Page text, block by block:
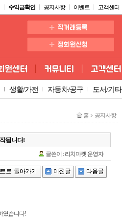
수익금확인 공지사항 이벤트 고객센터
생활/가전 자동차/공구 도서/기타
홈 공지사항
됩니다!
글쓴이 : 리치마켓 운영자
였습니다!